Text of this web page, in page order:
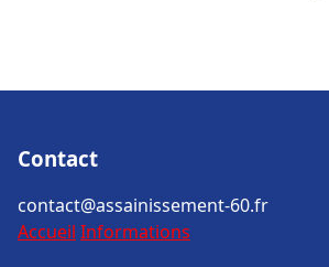
Contact
contact@assainissement-60.fr
Accueil Informations